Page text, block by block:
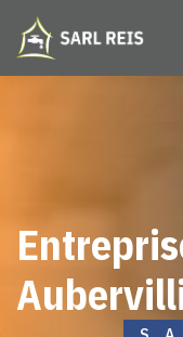
entreprise de plomberie